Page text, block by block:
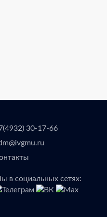
30-17-66
в социальных сетях: